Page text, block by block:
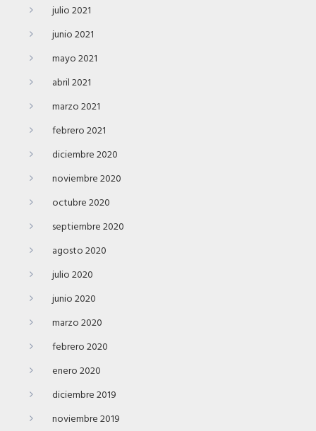
julio 2021
junio 2021
mayo 2021
abril 2021
marzo 2021
febrero 2021
diciembre 2020
noviembre 2020
octubre 2020
septiembre 2020
agosto 2020
julio 2020
junio 2020
marzo 2020
febrero 2020
enero 2020
diciembre 2019
noviembre 2019